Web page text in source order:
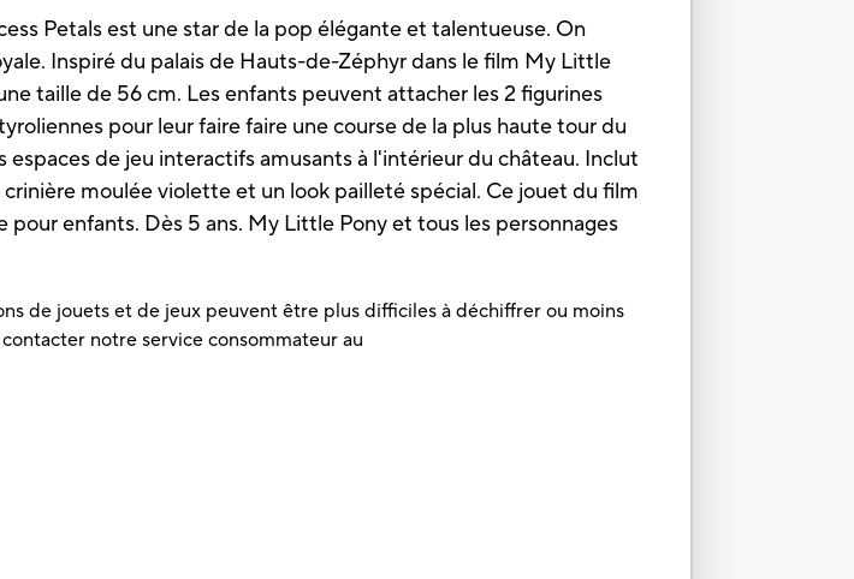
Petals est une star de la pop élégante et talentueuse. On
Inspiré du palais de Hauts-de-Zéphyr dans le film My Little
taille de 56 cm. Les enfants peuvent attacher les 2 figurines
pour leur faire faire une course de la plus haute tour du
de jeu interactifs amusants à l'intérieur du château. Inclut
moulée violette et un look pailleté spécial. Ce jouet du film
enfants. Dès 5 ans. My Little Pony et tous les personnages
de jouets et de jeux peuvent être plus difficiles à déchiffrer ou moins
notre service consommateur au